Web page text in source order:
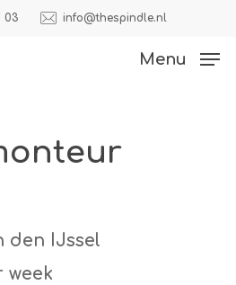
03 info@thespindle.nl
Menu
den IJssel
week
Close